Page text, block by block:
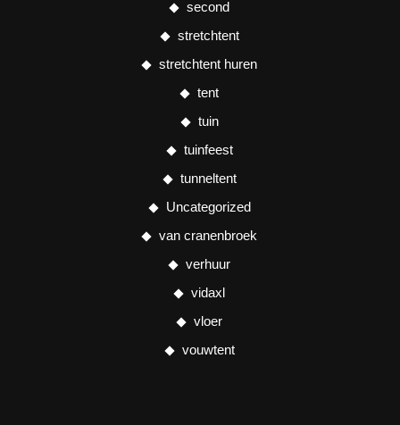
second
stretchtent
stretchtent huren
tent
tuin
tuinfeest
tunneltent
Uncategorized
van cranenbroek
verhuur
vidaxl
vloer
vouwtent